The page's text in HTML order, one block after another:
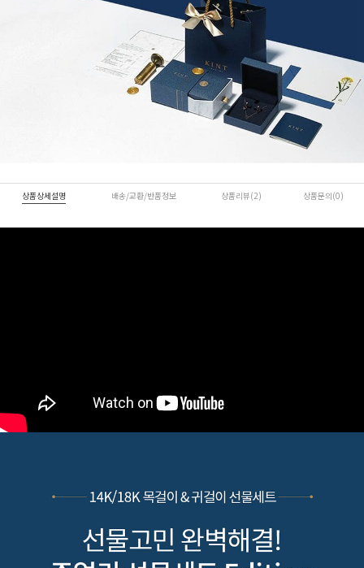
상품상세설명 배송/교환/반품정보 상품리뷰(2) 상품문의(0)